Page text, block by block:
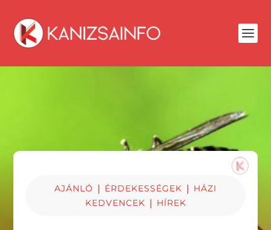
AJÁNLÓ | ÉRDEKESSÉGEK | HÁZI
KEDVENCEK | HÍREK